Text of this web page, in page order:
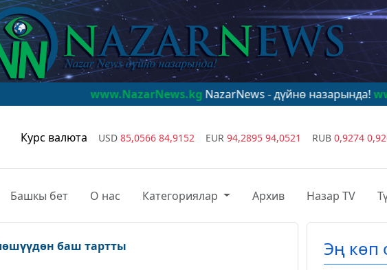
www.NazarNews.kgNazarNews - дүйнө назарында!
Курс валюта USD 85,0566 84,9152 EUR 94,2895 94,0521 RUB 0,9274
Башкы бет О нас Категориялар Архив Назар TV
баш тартты Эң көп